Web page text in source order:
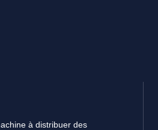
à distribuer des